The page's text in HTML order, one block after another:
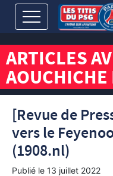
ARTICLES
[Revue de
vers le
(1908.nl)
Publié le 13 juillet 2022